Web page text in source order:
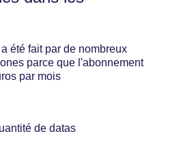
été fait par de nombreux
parce que l'abonnement
par mois
de datas